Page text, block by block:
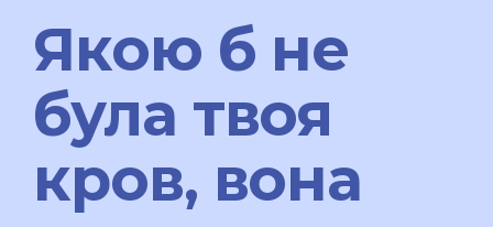
Якою б не
була твоя
кров, вона